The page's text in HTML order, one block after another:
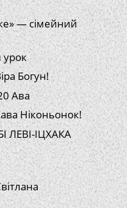
— сімейний
урок
Богун!
Ава
Ніконьонок!
ЛЕВІ-ІЦХАКА